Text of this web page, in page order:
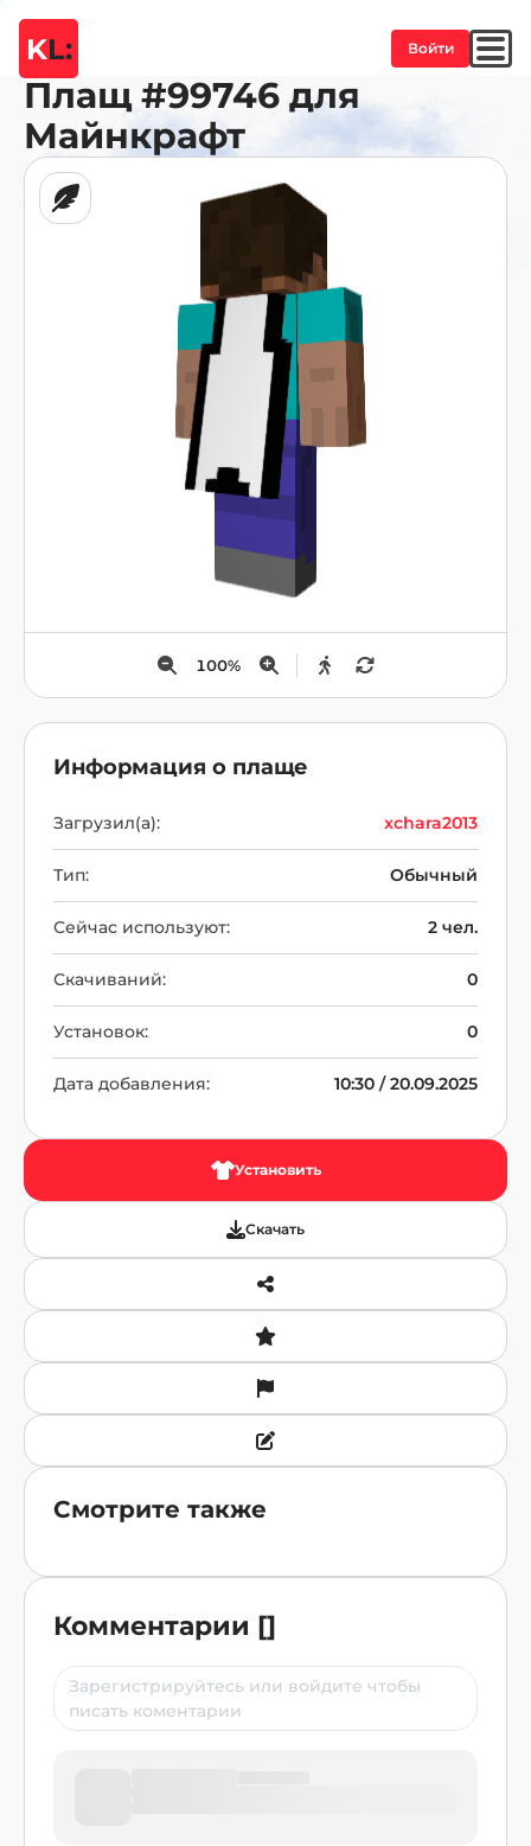
KL: Войти
Плащ #99746 для
Майнкрафт
100%
Информация о плаще
Загрузил(а): xchara2013
Тип: Обычный
Сейчас используют: 2 чел.
Скачиваний: 0
Установок: 0
Дата добавления: 10:30 / 20.09.2025
Установить
Скачать
Смотрите также
Комментарии []